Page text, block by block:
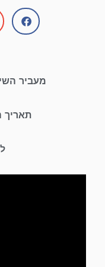
מעביר
תאריך